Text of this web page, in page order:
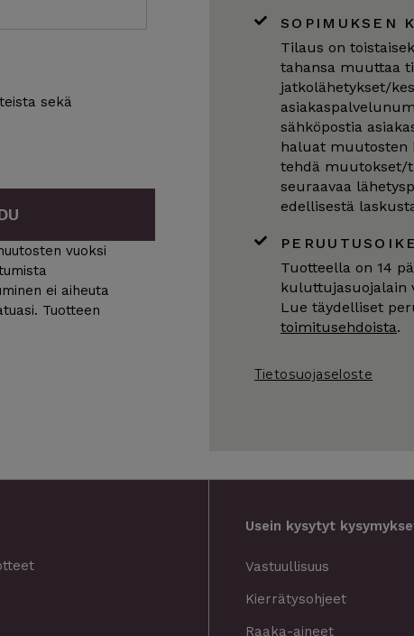
sekä
vuoksi
ei aiheuta
Tuotteen
SOPIMUKSEN
Tilaus on
tahansa muuttaa
jatkolähetykset/
sähköpostia
haluat muutosten
tehdä muutokset/
seuraavaa
edellisestä
Tuotteella on 14
kuluttujasuojalain
Lue täydelliset
toimitusehdoista.
Tietosuojaseloste
Usein kysytyt
Vastuullisuus
Kierrätysohjeet
Raaka-aineet